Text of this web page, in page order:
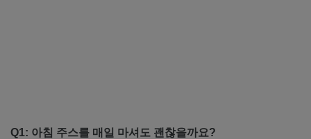
Q1: 아침 주스를 매일 마셔도 괜찮을까요?